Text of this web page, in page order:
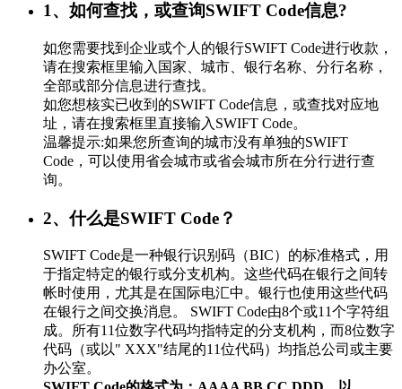
1、如何查找，或查询SWIFT Code信息?
如您需要找到企业或个人的银行SWIFT Code进行收款，
请在搜索框里输入国家、城市、银行名称、分行名称，
全部或部分信息进行查找。
如您想核实已收到的SWIFT Code信息，或查找对应地
址，请在搜索框里直接输入SWIFT Code。
温馨提示:如果您所查询的城市没有单独的SWIFT
Code，可以使用省会城市或省会城市所在分行进行查
询。
2、什么是SWIFT Code？
SWIFT Code是一种银行识别码（BIC）的标准格式，用
于指定特定的银行或分支机构。这些代码在银行之间转
帐时使用，尤其是在国际电汇中。银行也使用这些代码
在银行之间交换消息。 SWIFT Code由8个或11个字符组
成。所有11位数字代码均指特定的分支机构，而8位数字
代码（或以" XXX"结尾的11位代码）均指总公司或主要
办公室。